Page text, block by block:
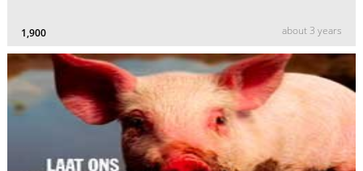
1,900 about 3 years